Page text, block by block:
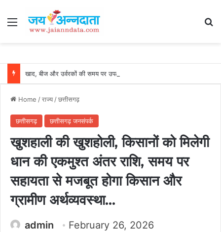
Menu
Home /राज्य/छत्तीसगढ़
छत्तीसगढ़ छत्तीसगढ़ जनसंपर्क
खुशहाली की खुशहोली, किसानों को मिलेगी
धान की एकमुश्त अंतर राशि, समय पर
सहायता से मजबूत होगा किसान और
ग्रामीण अर्थव्यवस्था…
admin
February 26, 2026